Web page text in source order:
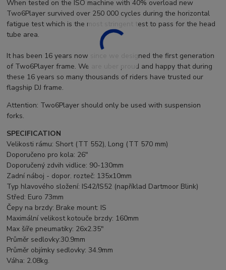
When tested on the ISO machine with 40% overload new
Two6Player survived over 250 000 cycles during the horizontal
fatigue test which is the most stringent test to pass for the head
tube area.
It has been 16 years now since we designed the first generation
of Two6Player frame. We are uber proud and happy that during
these 16 years so many thousands of riders have trusted our
flagship DJ frame.
Attention: Two6Player should only be used with suspension
forks.
SPECIFICATION
Velikosti rámu: Short (TT 552), Long (TT 570 mm)
Doporučeno pro kola: 26"
Doporučený zdvih vidlice: 90-130mm
Zadní náboj - dopor. rozteč: 135x10mm
Typ hlavového složení: IS42/IS52 (například Dartmoor Blink)
Střed: Euro 73mm
Čepy na brzdy: Brake mount: IS
Maximální velikost kotouče brzdy: 160mm
Max šíře pneumatiky: 26x2.35"
Průměr sedlovky:30.9mm
Průměr objímky sedlovky: 34.9mm
Váha: 2.08kg.